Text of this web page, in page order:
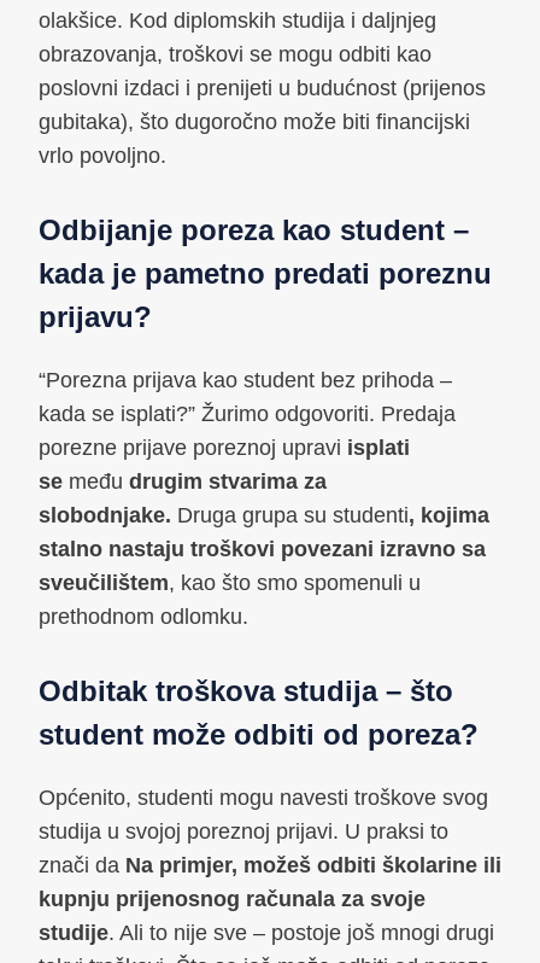
olakšice. Kod diplomskih studija i daljnjeg
obrazovanja, troškovi se mogu odbiti kao
poslovni izdaci i prenijeti u budućnost (prijenos
gubitaka), što dugoročno može biti financijski
vrlo povoljno.
Odbijanje poreza kao student –
kada je pametno predati poreznu
prijavu?
“Porezna prijava kao student bez prihoda –
kada se isplati?” Žurimo odgovoriti. Predaja
porezne prijave poreznoj upravi isplati
se među drugim stvarima za
slobodnjake. Druga grupa su studenti, kojima
stalno nastaju troškovi povezani izravno sa
sveučilištem, kao što smo spomenuli u
prethodnom odlomku.
Odbitak troškova studija – što
student može odbiti od poreza?
Općenito, studenti mogu navesti troškove svog
studija u svojoj poreznoj prijavi. U praksi to
znači da Na primjer, možeš odbiti školarine ili
kupnju prijenosnog računala za svoje
studije. Ali to nije sve – postoje još mnogi drugi